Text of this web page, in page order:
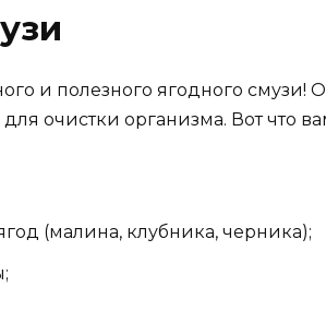
и полезного ягодного смузи!
очистки организма. Вот что
(малина, клубника, черника);